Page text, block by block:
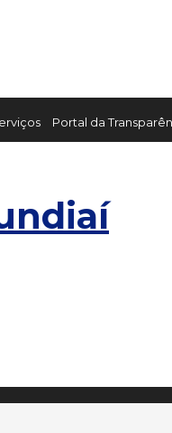
Portal da